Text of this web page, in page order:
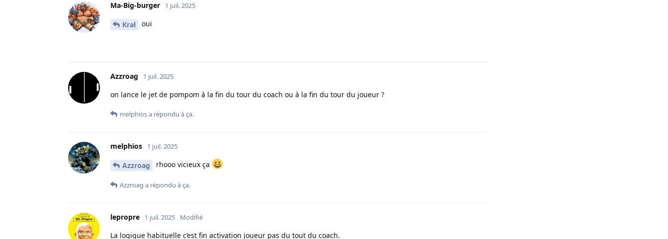
Ma-Big-burger 1 juil. 2025
Kral oui
Azzroag 1 juil. 2025
on lance le jet de pompom à la fin du tour du coach ou à la fin du tour du joueur ?
melphiosa répondu à ça.
melphios 1 juil. 2025
Azzroag rhooo vicieux ça
Azzroag a répondu à ça.
lepropre 1 juil. 2025 Modifié
La logique habituelle c’est fin activation joueur pas du tout du coach.